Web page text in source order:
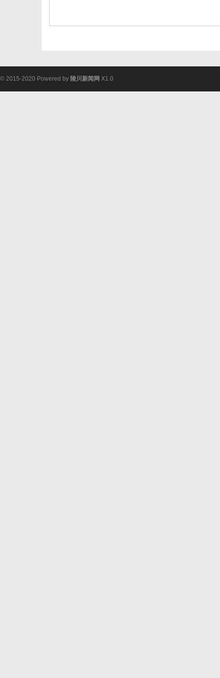
© 2015-2020 Powered by 陵川新闻网 X1.0